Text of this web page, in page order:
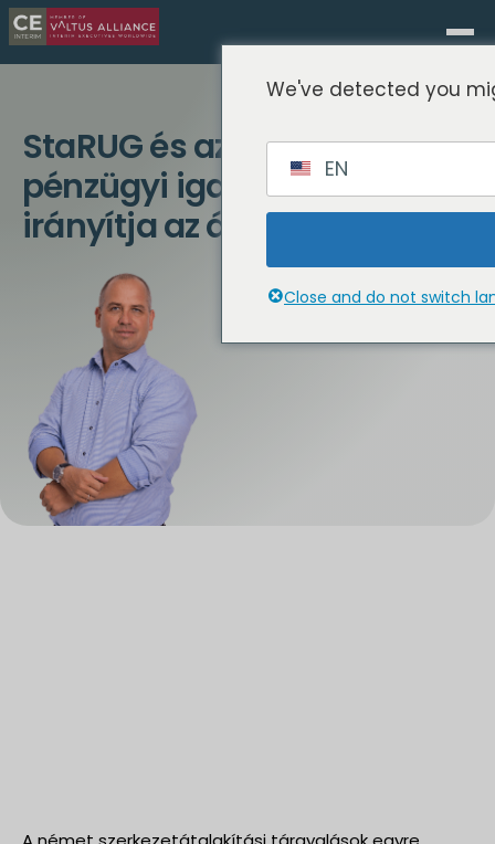
StaRUG és az ideiglenes
pénzügyi igazgató: Ki
irányítja az átszervezést?
We've detected you
EN
Close and do not switch